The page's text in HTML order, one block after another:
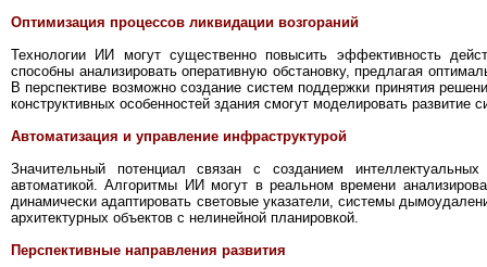
Оптимизация процессов ликвидации возгораний
Технологии ИИ могут существенно повысить эффективность
способны анализировать оперативную обстановку, предлагая
В перспективе возможно создание систем поддержки принятия
конструктивных особенностей здания смогут моделировать развитие
Автоматизация и управление инфраструктурой
Значительный потенциал связан с созданием
автоматикой. Алгоритмы ИИ могут в реальном времени
динамически адаптировать световые указатели, системы
архитектурных объектов с нелинейной планировкой.
Перспективные направления развития